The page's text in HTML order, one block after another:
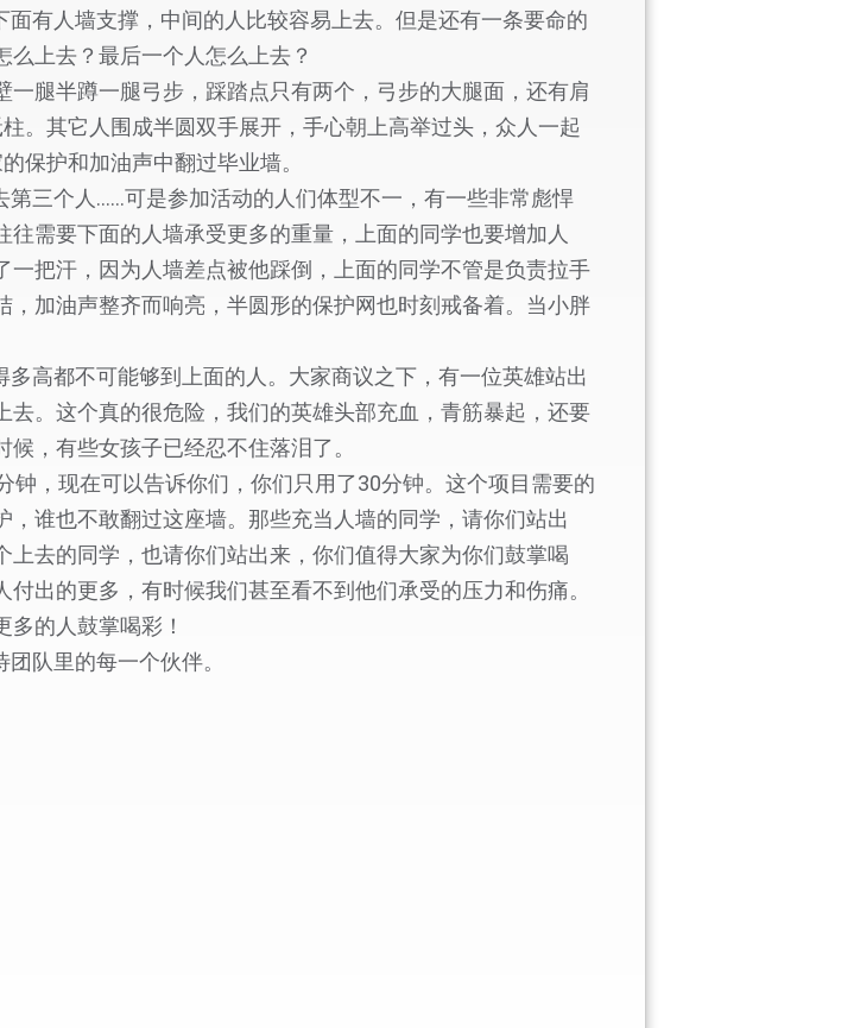
有人墙支撑，中间的人比较容易上去。但是还有一条要命的
上去？最后一个人怎么上去？
腿半蹲一腿弓步，踩踏点只有两个，弓步的大腿面，还有肩
。其它人围成半圆双手展开，手心朝上高举过头，众人一起
保护和加油声中翻过毕业墙。
三个人……可是参加活动的人们体型不一，有一些非常彪悍
需要下面的人墙承受更多的重量，上面的同学也要增加人
把汗，因为人墙差点被他踩倒，上面的同学不管是负责拉手
加油声整齐而响亮，半圆形的保护网也时刻戒备着。当小胖
高都不可能够到上面的人。大家商议之下，有一位英雄站出
。这个真的很危险，我们的英雄头部充血，青筋暴起，还要
，有些女孩子已经忍不住落泪了。
，现在可以告诉你们，你们只用了30分钟。这个项目需要的
谁也不敢翻过这座墙。那些充当人墙的同学，请你们站出
去的同学，也请你们站出来，你们值得大家为你们鼓掌喝
出的更多，有时候我们甚至看不到他们承受的压力和伤痛。
的人鼓掌喝彩！
队里的每一个伙伴。